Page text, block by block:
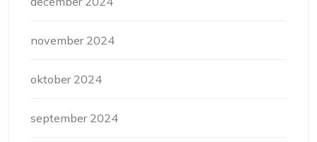
november 2024
oktober 2024
september 2024